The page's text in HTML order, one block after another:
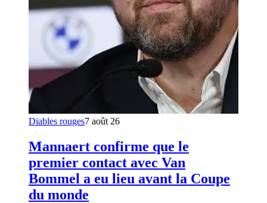
Diables rouges7 août 26
Mannaert confirme que le
premier contact avec Van
Bommel a eu lieu avant la Coupe
du monde